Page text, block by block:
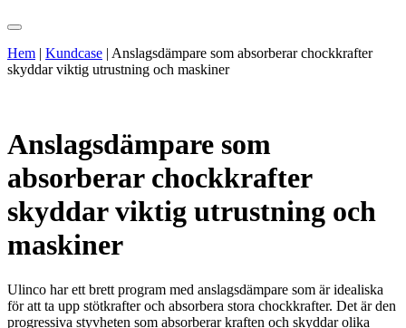
Hem | Kundcase | Anslagsdämpare som absorberar chockkrafter
skyddar viktig utrustning och maskiner
Anslagsdämpare som
absorberar chockkrafter
skyddar viktig utrustning och
maskiner
Ulinco har ett brett program med anslagsdämpare som är idealiska
för att ta upp stötkrafter och absorbera stora chockkrafter. Det är den
progressiva styvheten som absorberar kraften och skyddar olika